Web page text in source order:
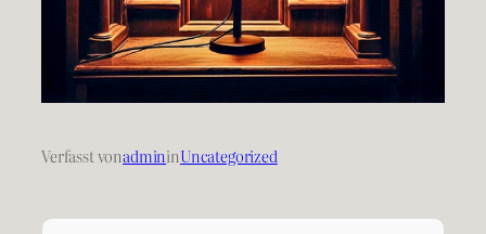
Verfasst vonadmininUncategorized